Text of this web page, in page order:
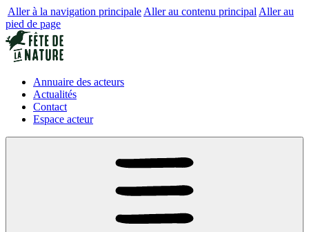
Aller à la navigation principale Aller au contenu principal Aller au
pied de page
Annuaire des acteurs
Actualités
Contact
Espace acteur